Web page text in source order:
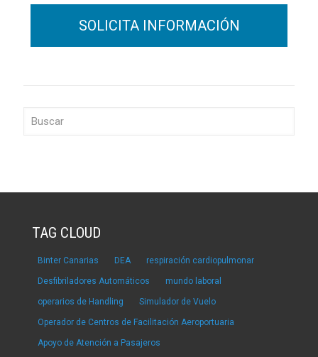
TAG CLOUD
Binter Canarias DEA respiración cardiopulmonar
Desfibriladores Automáticos mundo laboral
operarios de Handling Simulador de Vuelo
Operador de Centros de Facilitación Aeroportuaria
Apoyo de Atención a Pasajeros